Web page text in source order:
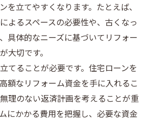
を立てやすくなります。たとえば、
よるスペースの必要性や、古くなっ
具体的なニーズに基づいてリフォー
大切です。
てることが必要です。住宅ローンを
額なリフォーム資金を手に入れるこ
理のない返済計画を考えることが重
にかかる費用を把握し、必要な資金